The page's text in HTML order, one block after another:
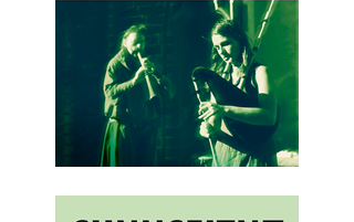
"A Neichtl komot"
zum Jahresausklang
im Gasthaus zum
Alten Turm in
Haslach. 28. 12.
2023 ab 19:30
SUNNSEITN